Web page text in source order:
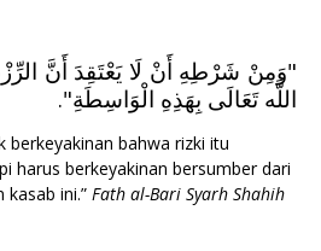
"وَمِنْ شَرْطِهِ أَنْ لَا يَعْتَقِدَ أَنَّ
اللَّه تَعَالَى بِهَذِهِ الْوَاسِطَةِ".
berkeyakinan bahwa rizki itu
harus berkeyakinan bersumber dari
ini.” Fath al-Bari Syarh Shahih